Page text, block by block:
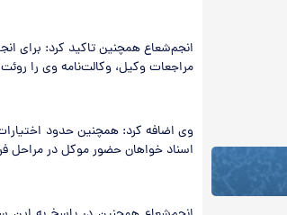
انجم‌شعاع همچنین تاکید کرد: برای
مراجعات وکیل، وکالت‌نامه وی را
وی اضافه کرد: همچنین حدود
اسناد خواهان حضور موکل در مراحل